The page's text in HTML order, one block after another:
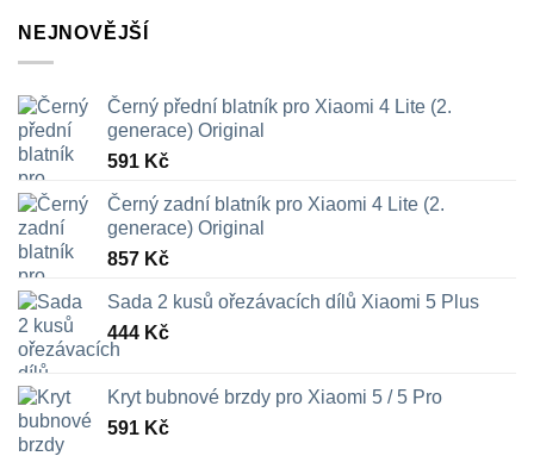
NEJNOVĚJŠÍ
Černý přední blatník pro Xiaomi 4 Lite (2.
generace) Original
591 Kč
Černý zadní blatník pro Xiaomi 4 Lite (2.
generace) Original
857 Kč
Sada 2 kusů ořezávacích dílů Xiaomi 5 Plus
444 Kč
Kryt bubnové brzdy pro Xiaomi 5 / 5 Pro
591 Kč